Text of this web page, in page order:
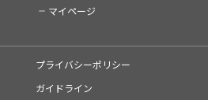
マイページ
プライバシーポリシー
ガイドライン